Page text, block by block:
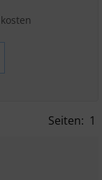
Seiten: 1